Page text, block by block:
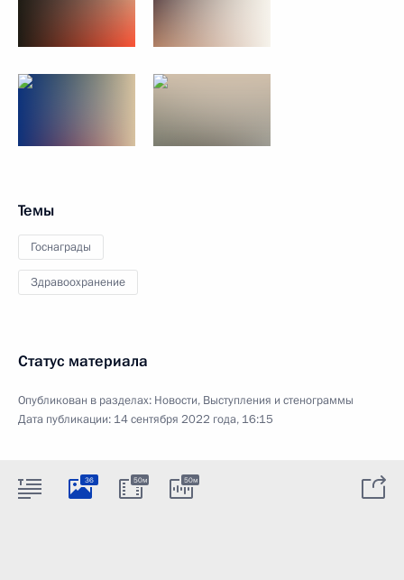
Темы
Госнаграды
Здравоохранение
Статус материала
Опубликован в разделах: Новости, Выступления и стенограммы
Дата публикации: 14 сентября 2022 года, 16:15
36 50м 50м